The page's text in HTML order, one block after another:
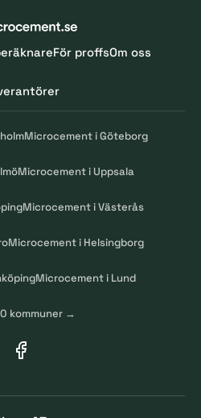
För proffsOm oss
Microcement i Göteborg
Microcement i Uppsala
Microcement i Västerås
Microcement i Helsingborg
Microcement i Lund
kommuner →